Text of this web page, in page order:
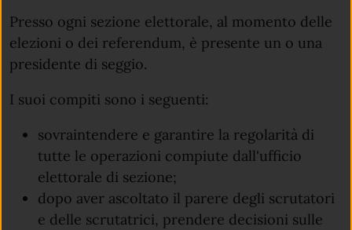
Presso ogni sezione elettorale, al momento delle
elezioni o dei referendum, è presente un o una
presidente di seggio.
I suoi compiti sono i seguenti:
sovraintendere e garantire la regolarità di
tutte le operazioni compiute dall'ufficio
elettorale di sezione;
dopo aver ascoltato il parere degli scrutatori
e delle scrutatrici, prendere decisioni sulle